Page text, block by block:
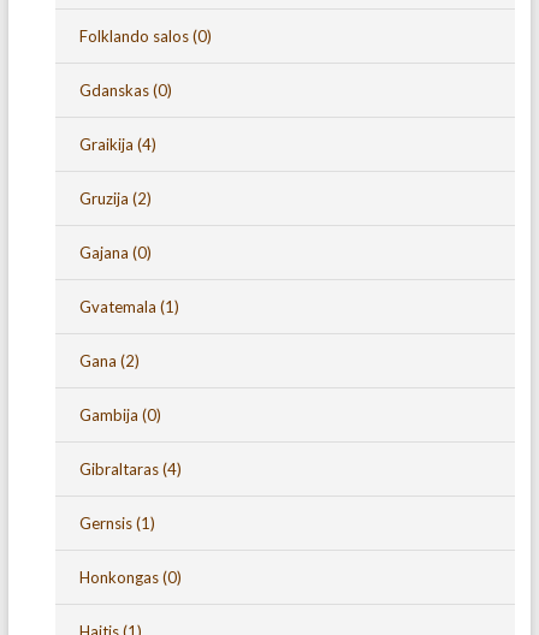
Folklando salos(0)
Gdanskas(0)
Graikija (4)
Gruzija (2)
Gajana (0)
Gvatemala (1)
Gana (2)
Gambija (0)
Gibraltaras(4)
Gernsis(1)
Honkongas(0)